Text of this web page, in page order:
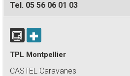
Tel. 05 56 06 01 03
TPL Montpellier
CASTEL Caravanes